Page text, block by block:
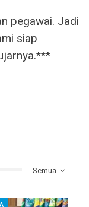
pegawai. Jadi
siap
Semua